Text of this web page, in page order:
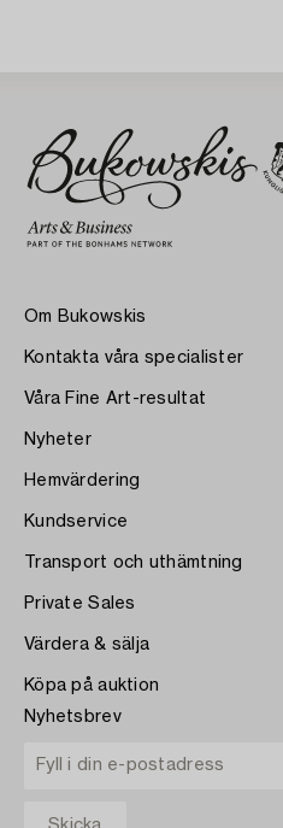
Om Bukowskis
Kontakta våra specialister
Våra Fine Art-resultat
Nyheter
Hemvärdering
Kundservice
Transport och uthämtning
Private Sales
Värdera & sälja
Köpa på auktion
Nyhetsbrev